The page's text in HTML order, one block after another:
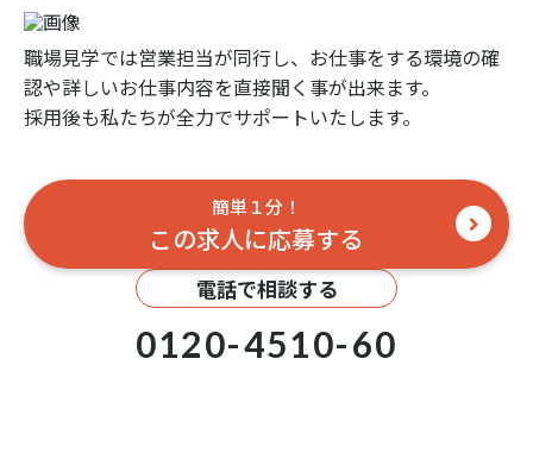
職場見学では営業担当が同行し、お仕事をする環境の確
認や詳しいお仕事内容を直接聞く事が出来ます。
採用後も私たちが全力でサポートいたします。
簡単１分！
この求人に応募する
電話で相談する
0120-4510-60